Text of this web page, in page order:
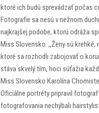
ktoré ich budú sprevádzať počas
Fotografie sa nesú v nežnom
najkrajšej podobe, ktorú odráža
Miss Slovensko. ,,Ženy sú
ktoré sa rozhodli zabojovať o
stáva skvelý tím, hoci súťažia
Miss Slovensko Karolína
Oficiálne portréty pripravil
fotografovania nechýbali